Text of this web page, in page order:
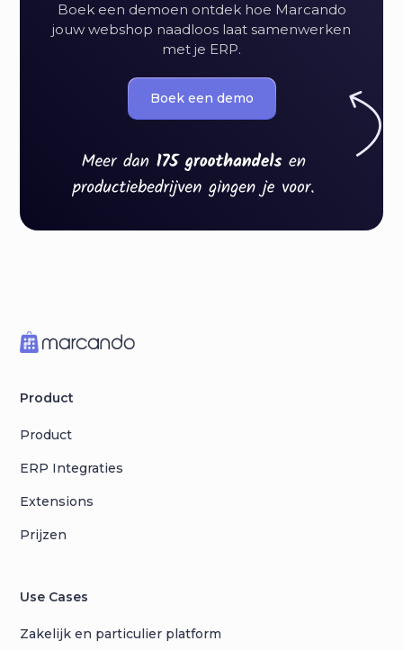
Boek een demoen ontdek hoe Marcando
jouw webshop naadloos laat samenwerken
met je ERP.
Boek een demo
Product
Product
ERP Integraties
Extensions
Prijzen
Use Cases
Zakelijk en particulier platform